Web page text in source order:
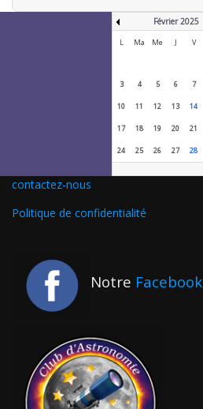
Février 2025
L Ma Me J V
3 4 5 6 7
10 11 12 13 14
17 18 19 20 21
24 25 26 27 28
contactez-nous
Politique de confidentialité
Notre Facebook